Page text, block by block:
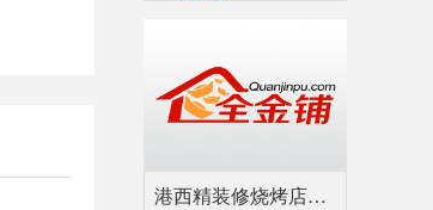
港西精装修烧烤店…